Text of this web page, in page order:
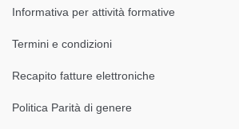
Informativa per attività formative
Termini e condizioni
Recapito fatture elettroniche
Politica Parità di genere